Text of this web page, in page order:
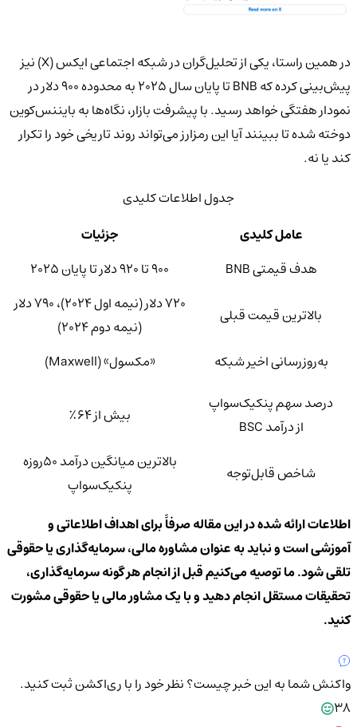
در همین راستا، یکی از تحلیل‌گران در شبکه اجتماعی ایکس (X) نیز
پیش‌بینی کرده که BNB تا پایان سال ۲۰۲۵ به محدوده ۹۰۰ دلار در
نمودار هفتگی خواهد رسید. با پیشرفت بازار، نگاه‌ها به بایننس‌کوین
دوخته شده تا ببینند آیا این رمزارز می‌تواند روند تاریخی خود را تکرار
کند یا نه.
جدول اطلاعات کلیدی
عامل کلیدی
جزئیات
هدف قیمتی BNB
۹۰۰ تا ۹۲۰ دلار تا پایان ۲۰۲۵
بالاترین قیمت قبلی
۷۲۰ دلار (نیمه اول ۲۰۲۴)، ۷۹۰ دلار
(نیمه دوم ۲۰۲۴)
به‌روزرسانی اخیر شبکه
«مکسول» (Maxwell)
درصد سهم پنکیک‌سواپ
از درآمد BSC
بیش از ۶۴٪
شاخص قابل‌توجه
بالاترین میانگین درآمد ۵۰روزه
پنکیک‌سواپ
اطلاعات ارائه شده در این مقاله صرفاً برای اهداف اطلاعاتی و
آموزشی است و نباید به عنوان مشاوره مالی، سرمایه‌گذاری یا حقوقی
تلقی شود. ما توصیه می‌کنیم قبل از انجام هر گونه سرمایه‌گذاری،
تحقیقات مستقل انجام دهید و با یک مشاور مالی یا حقوقی مشورت
کنید.
واکنش شما به این خبر چیست؟نظر خود را با ری‌اکشن ثبت کنید.
38